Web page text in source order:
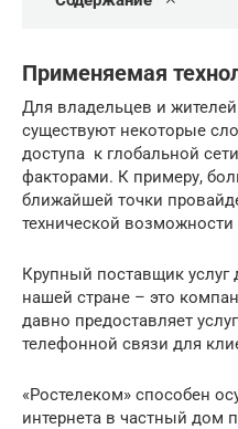
Применяемая
Для владельцев и жителей
существуют некоторые
доступа к глобальной
факторами. К примеру,
ближайшей точки
технической
Крупный поставщик услуг
нашей стране – это
давно предоставляет
телефонной связи для
«Ростелеком» способен
интернета в частный дом